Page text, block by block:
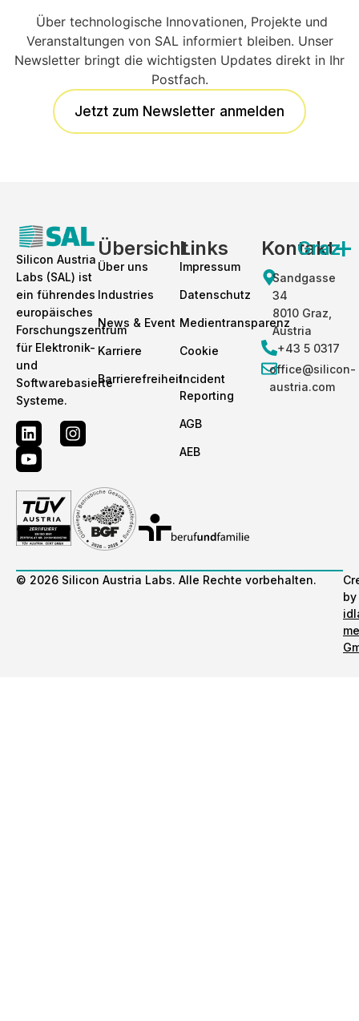
Über technologische Innovationen, Projekte und
Veranstaltungen von SAL informiert bleiben. Unser
Newsletter bringt die wichtigsten Updates direkt in Ihr
Postfach.
Jetzt zum Newsletter anmelden
Silicon Austria
Labs (SAL) ist
ein führendes
europäisches
Forschungszentrum
für Elektronik-
und
Softwarebasierte
Systeme.
Übersicht
Über uns
Industries
News & Event
Karriere
Barrierefreiheit
Links
Impressum
Datenschutz
Medientransparenz
Cookie
Incident
Reporting
AGB
AEB
Kontakt
Graz+
Sand­gasse
34
8010 Graz,
Austria
+43 5 0317
office@silicon-
austria.com
Science
Park 4
Alten­berger
High Tech
Campus
Villach
© 2026 Silicon Austria Labs. Alle Rechte vorbehalten.
by